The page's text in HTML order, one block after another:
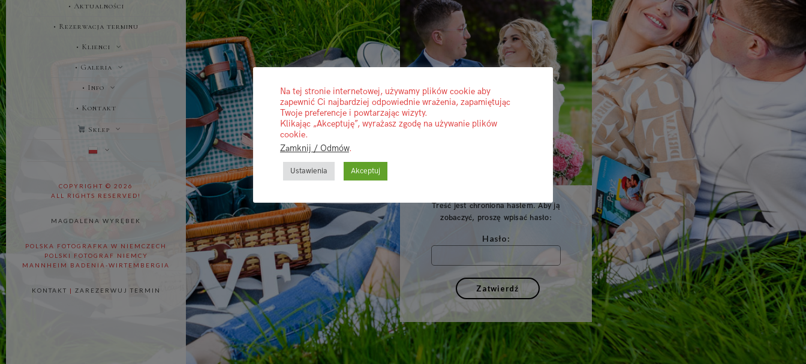
• Aktualności
• Rezerwacja terminu
• Klienci
• Galeria
• Info
• Kontakt
Sklep
COPYRIGHT © 2026
ALL RIGHTS RESERVED!
MAGDALENA WYRĘBEK
POLSKA FOTOGRAFKA W NIEMCZECH
POLSKI FOTOGRAF NIEMCY
MANNHEIM BADENIA-WIRTEMBERGIA
KONTAKT | ZAREZERWUJ TERMIN
Treść jest chroniona hasłem. Aby ją
zobaczyć, proszę wpisać hasło:
Hasło:
Na tej stronie internetowej, używamy plików cookie aby
zapewnić Ci najbardziej odpowiednie wrażenia, zapamiętując
Twoje preferencje i powtarzając wizyty.
Klikając „Akceptuję”, wyrażasz zgodę na używanie plików
cookie.
Zamknij / Odmów.
Ustawienia Akceptuj